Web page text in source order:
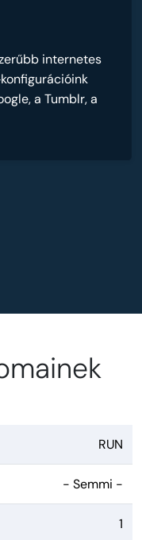
internetes
a Tumblr, a
RUN
- Semmi -
1